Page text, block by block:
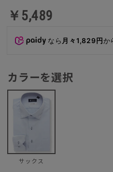
￥5,489
なら 月々1,829円か
カラーを選択
サックス